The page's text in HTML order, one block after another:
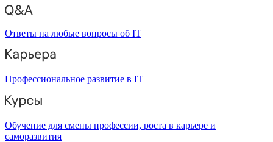
Ответы на любые вопросы об IT
Профессиональное развитие в IT
Обучение для смены профессии, роста в карьере и
саморазвития